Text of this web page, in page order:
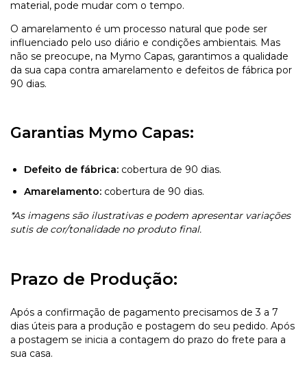
material, pode mudar com o tempo.
O amarelamento é um processo natural que pode ser
influenciado pelo uso diário e condições ambientais. Mas
não se preocupe, na Mymo Capas, garantimos a qualidade
da sua capa contra amarelamento e defeitos de fábrica por
90 dias.
Garantias Mymo Capas:
Defeito de fábrica: cobertura de 90 dias.
Amarelamento: cobertura de 90 dias.
*As imagens são ilustrativas e podem apresentar variações
sutis de cor/tonalidade no produto final.
Prazo de Produção:
Após a confirmação de pagamento precisamos de 3 a 7
dias úteis para a produção e postagem do seu pedido. Após
a postagem se inicia a contagem do prazo do frete para a
sua casa.